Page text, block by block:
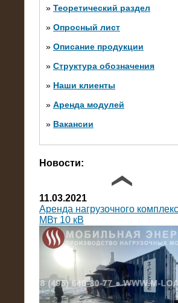
» Теоретический раздел
» Опросный лист
» Описание продукции
» Структура обозначения
» Наши клиенты
» Аренда модулей
» Вакансии
Новости:
10.10.2014
Нагрузочный комплекс 20 МВт
яруса (напряжение 6-10 кВ)
11.03.2021
Аренда нагрузочного
МВт 10 кВ